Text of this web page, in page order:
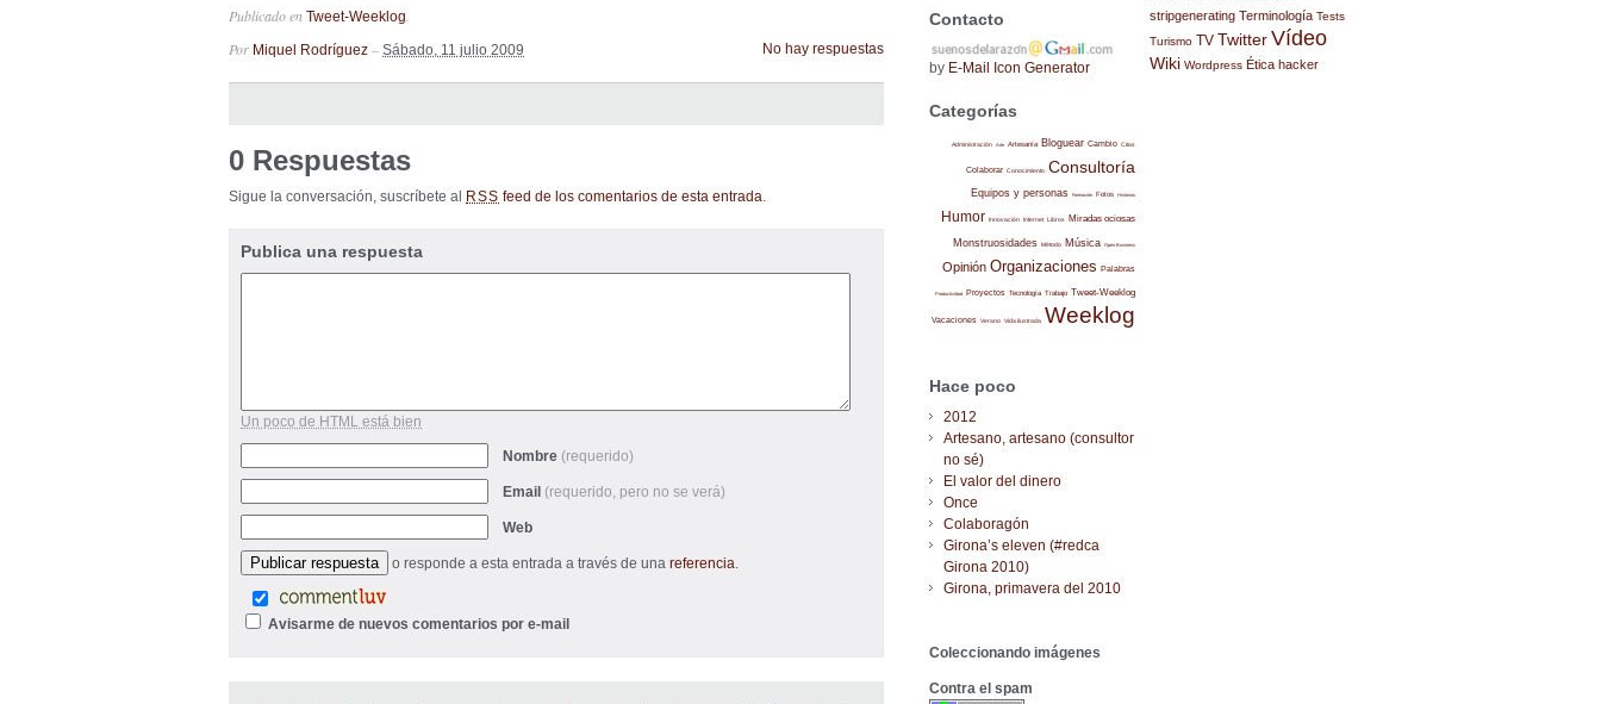
Publicado en Tweet-Weeklog
No hay respuestas
Por Miquel Rodríguez – Sábado, 11 julio 2009
0 Respuestas
Sigue la conversación, suscríbete al RSS feed de los comentarios de esta entrada.
Publica una respuesta
Un poco de HTML está bien
Nombre (requerido)
Email (requerido, pero no se verá)
Web
o responde a esta entrada a través de una referencia.
Avisarme de nuevos comentarios por e-mail
Contacto
by E-Mail Icon Generator
Categorías
Administración Arte Artesanía Bloguear Cambio Citas
Colaborar Conocimiento Consultoría
Equipos y personas Formación Fotos Historias
Humor Innovación Internet Libros Miradas ociosas
Monstruosidades Método Música Open Business
Opinión Organizaciones Palabras
Productividad Proyectos Tecnología Trabajo Tweet-Weeklog
Vacaciones Verano Vida ilustrada Weeklog
Hace poco
2012
Artesano, artesano (consultor
no sé)
El valor del dinero
Once
Colaboragón
Girona’s eleven (#redca
Girona 2010)
Girona, primavera del 2010
Coleccionando imágenes
Contra el spam
stripgenerating Terminología Tests
Turismo TV Twitter Vídeo
Wiki Wordpress Ética hacker